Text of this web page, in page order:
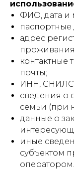
ФИО, дата и
паспортные
адрес
контактные
почты;
ИНН,
сведения о
семьи (при
данные о
иные
субъектом
оператором.